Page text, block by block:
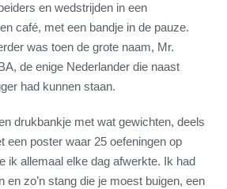
en wedstrijden in een
café, met een bandje in de pauze.
was toen de grote naam, Mr.
de enige Nederlander die naast
had kunnen staan.
drukbankje met wat gewichten, deels
een poster waar 25 oefeningen op
ik allemaal elke dag afwerkte. Ik had
en zo’n stang die je moest buigen, een